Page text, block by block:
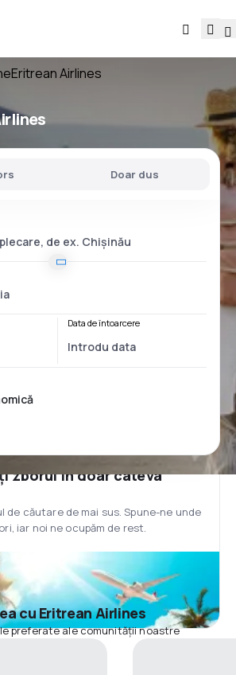
Eritrean Airlines
Doar dus
Data de întoarcere
zborul în doar câteva
de căutare de mai sus. Spune-ne unde
iar noi ne ocupăm de rest.
cu Eritrean Airlines
preferate ale comunității noastre